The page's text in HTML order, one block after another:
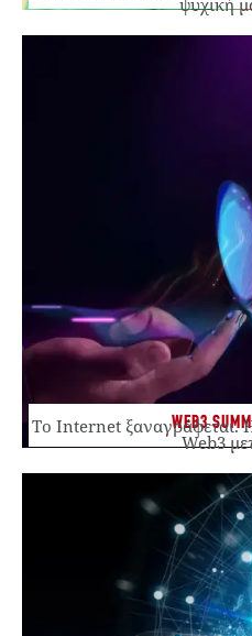
WEB3
Το Internet ξαναγράφεται.
Web3